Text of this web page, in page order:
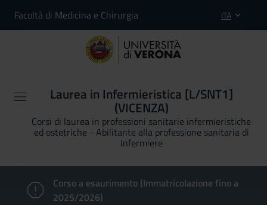
Facoltà di Medicina e Chirurgia ITA
Laurea in Infermieristica [L/SNT1]
(VICENZA)
Corsi di laurea in professioni sanitarie infermieristiche
ed ostetriche - Abilitante alla professione sanitaria di
Infermiere
Corso a esaurimento (Immatricolazione fino a
2025/2026)